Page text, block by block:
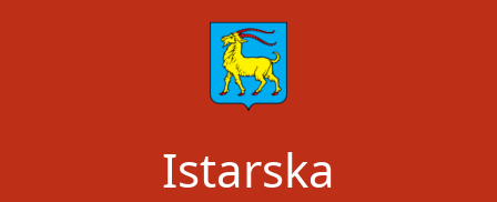
Istarska